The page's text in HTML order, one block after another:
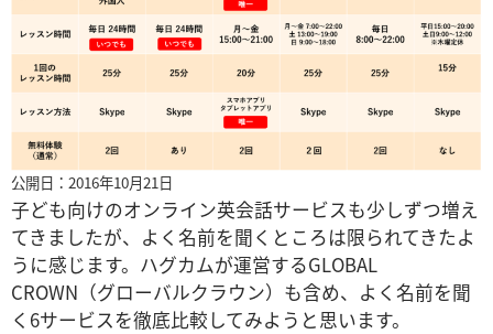
公開日：2016年10月21日
子ども向けのオンライン英会話サービスも少しずつ増え
てきましたが、よく名前を聞くところは限られてきたよ
うに感じます。ハグカムが運営するGLOBAL
CROWN（グローバルクラウン）も含め、よく名前を聞
く6サービスを徹底比較してみようと思います。